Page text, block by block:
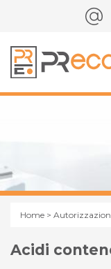
Home >
Acidi